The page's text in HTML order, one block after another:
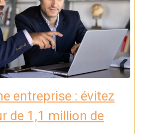
entreprise : évitez
de 1,1 million de